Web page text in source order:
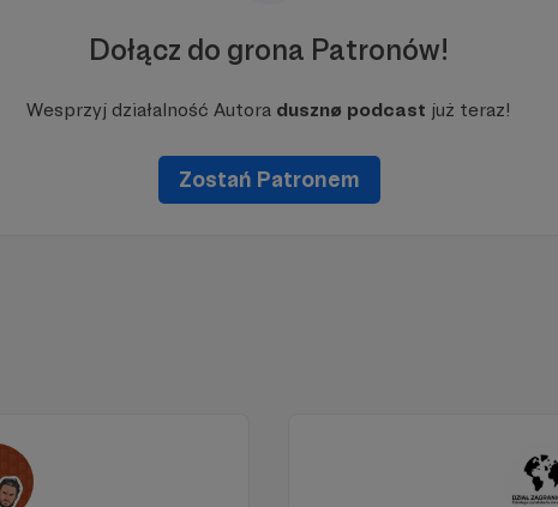
Dołącz do grona Patronów!
Wesprzyj działalność Autora dusznø podcast już teraz!
Zostań Patronem